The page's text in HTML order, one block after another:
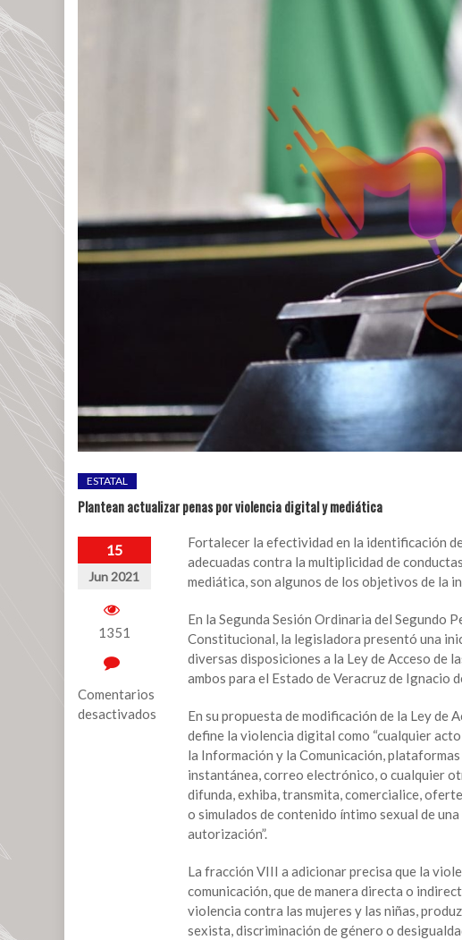
ESTATAL
Plantean actualizar penas por violencia digital y mediática
15
Jun 2021
1351
Comentarios
desactivados
Fortalecer la efectividad en la identificación
adecuadas contra la multiplicidad de
mediática, son algunos de los objetivos de la
En la Segunda Sesión Ordinaria del Segundo
Constitucional, la legisladora presentó una
diversas disposiciones a la Ley de Acceso de
ambos para el Estado de Veracruz de Ignacio
En su propuesta de modificación de la Ley de
define la violencia digital como “cualquier
la Información y la Comunicación,
instantánea, correo electrónico, o cualquier
difunda, exhiba, transmita, comercialice,
o simulados de contenido íntimo sexual de
autorización”.
La fracción VIII a adicionar precisa que la
comunicación, que de manera directa o
violencia contra las mujeres y las niñas,
sexista, discriminación de género o